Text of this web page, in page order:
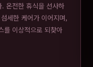
온전한 휴식을 선사하
세한 케어가 이어지며,
를 이상적으로 되찾아